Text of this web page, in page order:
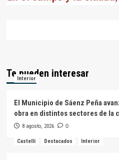
Te pueden interesar
Interior
El Municipio de Sáenz Peña
obra en distintos sectores de la
8 agosto, 2026 0
Castelli Destacados Interior